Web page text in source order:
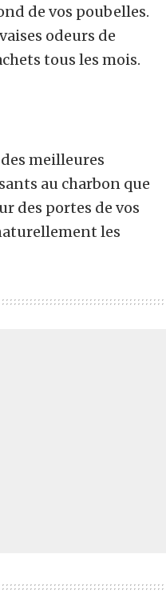
de vos poubelles.
odeurs de
tous les mois.
meilleures
au charbon que
des portes de vos
les